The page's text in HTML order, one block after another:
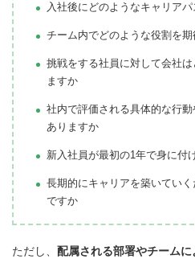
入社後にどのようなキャリア
チーム内でどのような役割を
挑戦をする社員に対して会社
ますか
社内で評価される具体的な行
ありますか
新入社員が最初の1年で身に付
長期的にキャリアを築いてい
ですか
ただし、 配属される部署やチーム